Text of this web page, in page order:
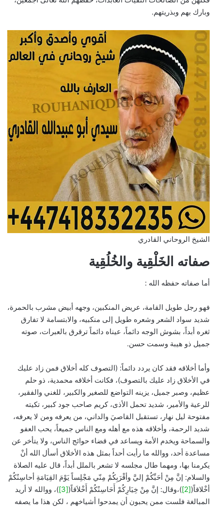
وبارك بهم وبذريتهم.
الشيخ الروحاني القادري
صفاته الخَلْقِية والخُلُقِية
أما صفاته حفظه الله :
فهو رجل طويل القامة، عريض المنكبين، وجهه أبيض مشرب بالحمرة،
شديد سواد الشعر وشعره طويل إلى منكبيه، والابتسامة لا تفارق
ثغره أبداً، بشوش الوجه دائماً، عيناه دائماً ترقرق بالعبرات، صوته
جميل ذو هيبة وسمت حسن.
وأما أخلاقه فقد كان يردد دائماً: (التصوف كله أخلاق فمن زاد عليك
في الأخلاق زاد عليك بالتصوف)، فكانت أخلاقه محمدية، ذو حلم
عظيم، وصبر جميل، يزينه التواضع للصغير والكبير، للغني والفقير،
للرعية والأمير، شديد تحمل الأذى، كريم صاحب جود كبير، تكيته
مفتوحة ليل نهار، تستقبل القاصيَ والداني، من يعرفه ومن لا يعرفه،
شديد الرحمة، وأخلاقه هذه مع أهله ومع الناس جميعاً، يحب العفو
والسماحة ويخدم الأمة ويساعد في قضاء حوائج الناس، ولا يتأخر عن
مساعدة أحد، ووالله ما رأيت أحداً بمثل هذه الأخلاق أسأل الله أنْ
يكرمنا بها، ومهما طال مجلسه لا تشعر بالملل أبداً، قال عليه الصلاة
والسلام: إنَّ مِنْ أحَبِّكُمْ إليَّ وأقْرَبِكُمْ مِنّي مَجْلِساً يَوْمَ القِيَامَةِ أحاسِنُكُمْ
أخْلاقاً([2] )،وقال: إنَّ مِنْ خِيَارِكُمْ أَحَاسِنُكُمْ أَخْلاَقاً([3]
)، ووالله لا أريد
المبالغة فلست ممن يحبون أن يمدحوا أشياخهم ، لكن هذا ما يصفه